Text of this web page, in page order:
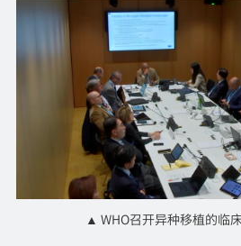
▲ WHO召开异种移植的临